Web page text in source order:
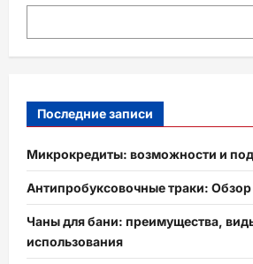
Последние записи
Микрокредиты: возможности и
Антипробуксовочные траки:
Чаны для бани: преимущества,
использования